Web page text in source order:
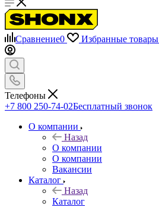
Сравнение0 Избранные товары
Телефоны
+7 800 250-74-02Бесплатный звонок
О компании
Назад
О компании
О компании
Вакансии
Каталог
Назад
Каталог